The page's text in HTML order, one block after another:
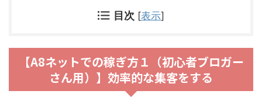
目次 [表示]
【A8ネットでの稼ぎ方１（初心者ブロガー
さん用）】効率的な集客をする